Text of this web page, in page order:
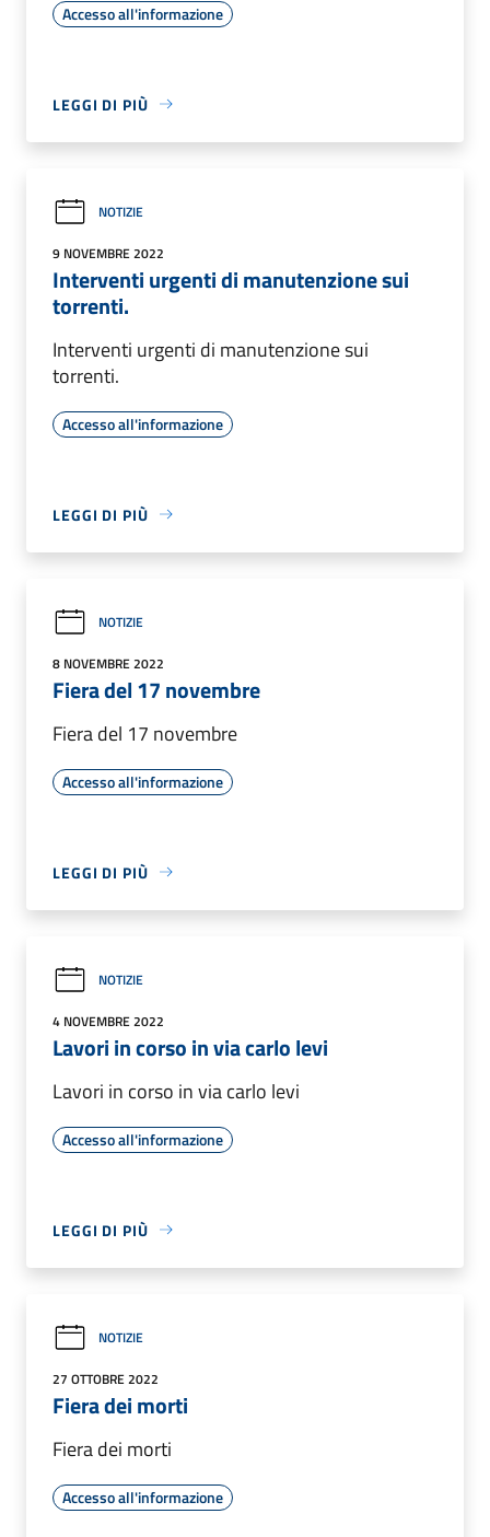
Accesso all'informazione
LEGGI DI PIÙ
NOTIZIE
9 NOVEMBRE 2022
Interventi urgenti di manutenzione sui
torrenti.
Interventi urgenti di manutenzione sui
torrenti.
Accesso all'informazione
LEGGI DI PIÙ
NOTIZIE
8 NOVEMBRE 2022
Fiera del 17 novembre
Fiera del 17 novembre
Accesso all'informazione
LEGGI DI PIÙ
NOTIZIE
4 NOVEMBRE 2022
Lavori in corso in via carlo levi
Lavori in corso in via carlo levi
Accesso all'informazione
LEGGI DI PIÙ
NOTIZIE
27 OTTOBRE 2022
Fiera dei morti
Fiera dei morti
Accesso all'informazione